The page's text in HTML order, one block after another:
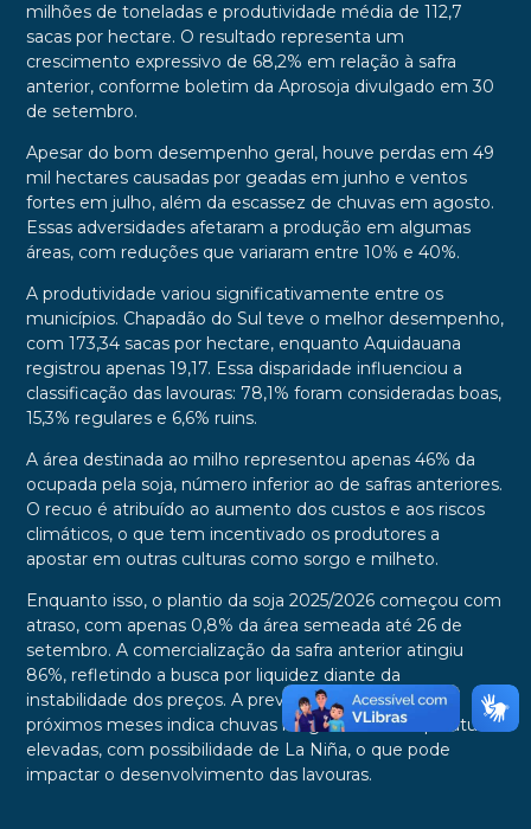
milhões de toneladas e produtividade média de 112,7
sacas por hectare. O resultado representa um
crescimento expressivo de 68,2% em relação à safra
anterior, conforme boletim da Aprosoja divulgado em 30
de setembro.
Apesar do bom desempenho geral, houve perdas em 49
mil hectares causadas por geadas em junho e ventos
fortes em julho, além da escassez de chuvas em agosto.
Essas adversidades afetaram a produção em algumas
áreas, com reduções que variaram entre 10% e 40%.
A produtividade variou significativamente entre os
municípios. Chapadão do Sul teve o melhor desempenho,
com 173,34 sacas por hectare, enquanto Aquidauana
registrou apenas 19,17. Essa disparidade influenciou a
classificação das lavouras: 78,1% foram consideradas boas,
15,3% regulares e 6,6% ruins.
A área destinada ao milho representou apenas 46% da
ocupada pela soja, número inferior ao de safras anteriores.
O recuo é atribuído ao aumento dos custos e aos riscos
climáticos, o que tem incentivado os produtores a
apostar em outras culturas como sorgo e milheto.
Enquanto isso, o plantio da soja 2025/2026 começou com
atraso, com apenas 0,8% da área semeada até 26 de
setembro. A comercialização da safra anterior atingiu
86%, refletindo a busca por liquidez diante da
instabilidade dos preços. A previsão climática para os
próximos meses indica chuvas irregulares e temperaturas
elevadas, com possibilidade de La Niña, o que pode
impactar o desenvolvimento das lavouras.